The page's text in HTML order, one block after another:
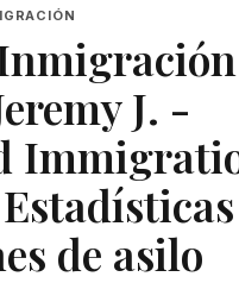
J. -
de asilo